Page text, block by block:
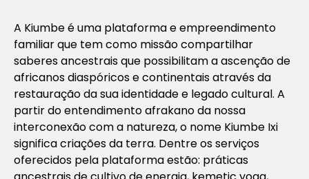
A Kiumbe é uma plataforma e empreendimento
familiar que tem como missão compartilhar
saberes ancestrais que possibilitam a ascenção de
africanos diaspóricos e continentais através da
restauração da sua identidade e legado cultural. A
partir do entendimento afrakano da nossa
interconexão com a natureza, o nome Kiumbe Ixi
significa criações da terra. Dentre os serviços
oferecidos pela plataforma estão: práticas